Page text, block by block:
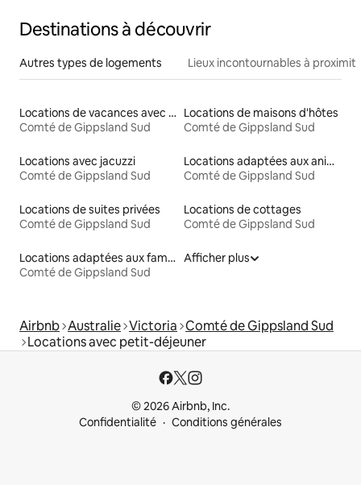
Destinations à découvrir
Autres types de logements Lieux incontournables à
Locations de vacances avec piscine
Comté de Gippsland Sud
Locations de maisons d'hôtes
Comté de Gippsland Sud
Locations avec jacuzzi
Comté de Gippsland Sud
Locations adaptées aux animaux
Comté de Gippsland Sud
Locations de suites privées
Comté de Gippsland Sud
Locations de cottages
Comté de Gippsland Sud
Locations adaptées aux familles
Comté de Gippsland Sud
Afficher plus
Airbnb Australie Victoria Comté de Gippsland Sud
Locations avec petit-déjeuner
© 2026 Airbnb, Inc.
Confidentialité
Conditions générales